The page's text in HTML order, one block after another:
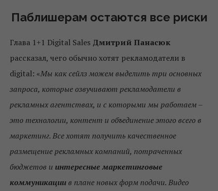
Паблишерам остаются все риски
Глава 1+1 Digital Sales Дмитрий Панасюк
рассказал, чего обычно хотят рекламодатели в
digital: «Мы как сейлз можем выделить три основных
запроса, которые озвучивают рекламодатели в
рекламных агентствах, и с которыми мы работаем –
это технологии, контент и объединение этого всего в
маркетинг. Все хотят получить качественное
размещение рекламных компаний, потраченных
бюджетов и интересные маркетинговые
коммуникациив плане новых форм подачи. Видео